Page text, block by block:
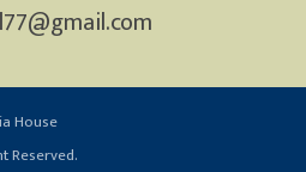
House
Reserved.